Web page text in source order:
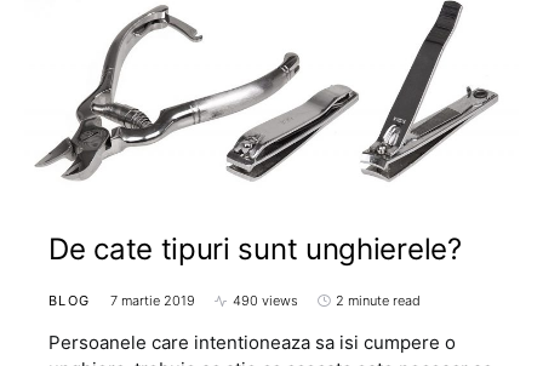
De cate tipuri sunt unghierele?
BLOG 7 martie 2019 490 views 2 minute read
Persoanele care intentioneaza sa isi cumpere o